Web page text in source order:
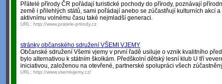
Přátelé přírody ČR pořádají turistické pochody do přírody, poznávají
země i přilehlých států, sami pořádají anebo se zúčastňují kulturních akcí
aktivnímu volnému času také nejmladší generaci.
URL: http://www.pratele-prirody.cz
stránky občanského sdružení VŠEMI VJEMY
Občanské sdružení Všemi vjemy v první řadě usiluje o vznik kvalitního
bylo alternativou k státním školkám. Předškolní dětský lesní klub U tří
iniciativou, založenou na otevřené, partnerské spolupráci všech
URL: http://www.vsemivjemy.cz/